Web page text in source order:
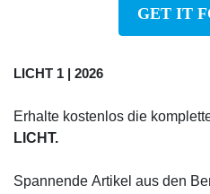
GET IT
LICHT 1 | 2026
Erhalte kostenlos die
LICHT.
Spannende Artikel aus den